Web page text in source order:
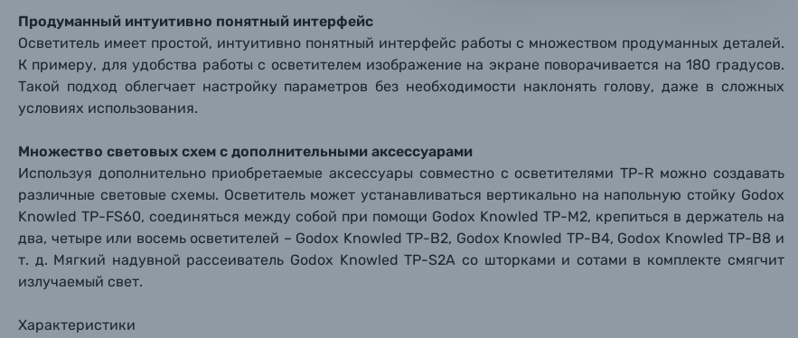
Отправить вопрос
Отправить вопрос
Книги о фотографии, альбомы известных фотографов
Солнцезащитные очки
Уценённые товары
Продуманный интуитивно понятный интерфейс
Осветитель имеет простой, интуитивно понятный интерфейс работы с множеством продуманных деталей.
К примеру, для удобства работы с осветителем изображение на экране поворачивается на 180 градусов.
Такой подход облегчает настройку параметров без необходимости наклонять голову, даже в сложных
условиях использования.
Множество световых схем с дополнительными аксессуарами
Используя дополнительно приобретаемые аксессуары совместно с осветителями TP-R можно создавать
различные световые схемы. Осветитель может устанавливаться вертикально на напольную стойку Godox
Knowled TP-FS60, соединяться между собой при помощи Godox Knowled TP-M2, крепиться в держатель на
два, четыре или восемь осветителей – Godox Knowled TP-B2, Godox Knowled TP-B4, Godox Knowled TP-B8 и
т. д. Мягкий надувной рассеиватель Godox Knowled TP-S2A со шторками и сотами в комплекте смягчит
излучаемый свет.
Характеристики
Отправить вопрос